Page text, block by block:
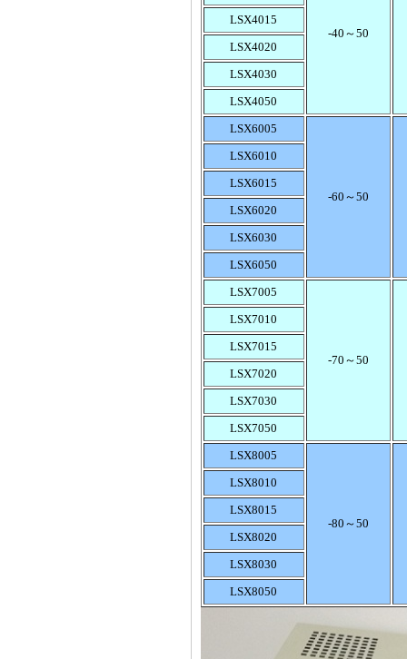
-40～50
LSX4015
LSX4020
LSX4030
LSX4050
LSX6005
-60～50
LSX6010
LSX6015
LSX6020
LSX6030
LSX6050
LSX7005
-70～50
LSX7010
LSX7015
LSX7020
LSX7030
LSX7050
LSX8005
-80～50
LSX8010
LSX8015
LSX8020
LSX8030
LSX8050